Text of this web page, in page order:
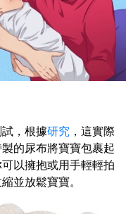
，根據研究 ，這實際
的尿布將寶寶包裹起
以擁抱或用手輕輕拍
並放鬆寶寶。